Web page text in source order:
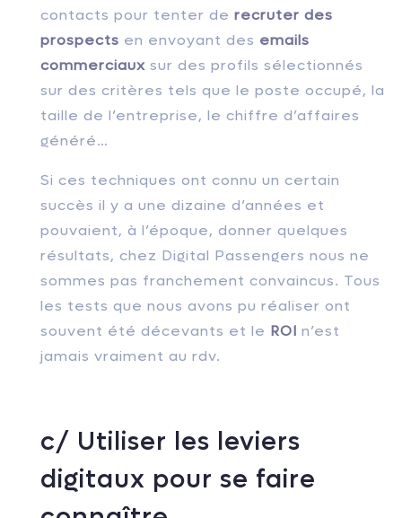
contacts pour tenter de recruter des
prospects en envoyant des emails
commerciaux sur des profils sélectionnés
sur des critères tels que le poste occupé, la
taille de l’entreprise, le chiffre d’affaires
généré…
Si ces techniques ont connu un certain
succès il y a une dizaine d’années et
pouvaient, à l’époque, donner quelques
résultats, chez Digital Passengers nous ne
sommes pas franchement convaincus. Tous
les tests que nous avons pu réaliser ont
souvent été décevants et le ROI n’est
jamais vraiment au rdv.
c/ Utiliser les leviers
digitaux pour se faire